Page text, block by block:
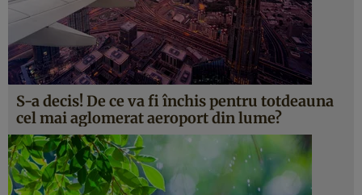
S-a decis! De ce va fi închis pentru totdeauna
cel mai aglomerat aeroport din lume?